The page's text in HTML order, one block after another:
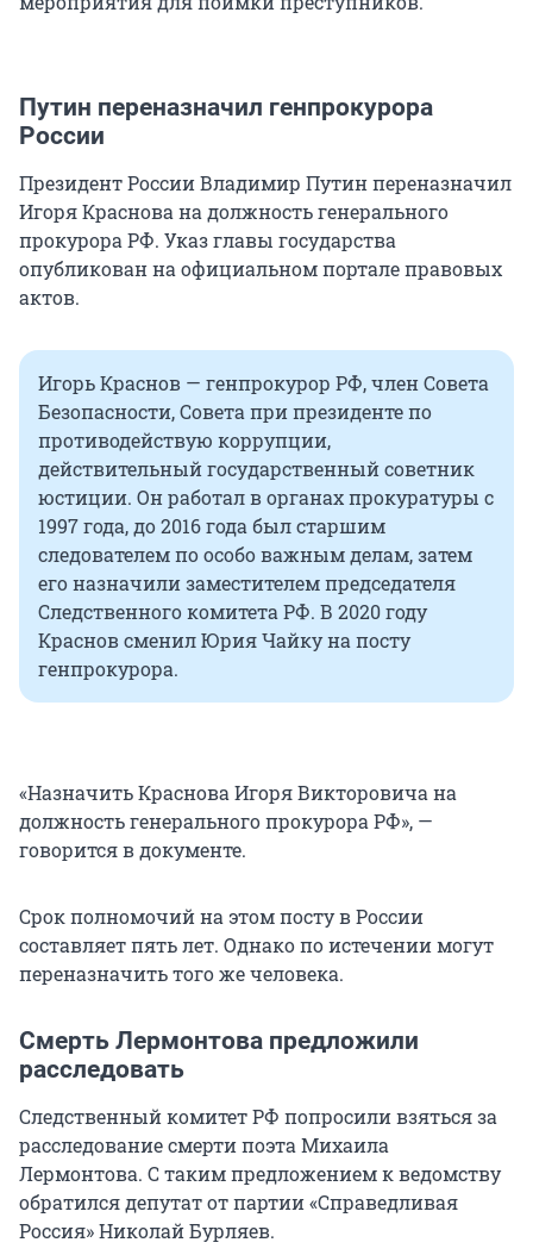
Путин переназначил генпрокурора
России
Президент России Владимир Путин переназначил
Игоря Краснова на должность генерального
прокурора РФ. Указ главы государства
опубликован на официальном портале правовых
актов.
Игорь Краснов — генпрокурор РФ, член Совета
Безопасности, Совета при президенте по
противодействую коррупции,
действительный государственный советник
юстиции. Он работал в органах прокуратуры с
1997 года, до 2016 года был старшим
следователем по особо важным делам, затем
его назначили заместителем председателя
Следственного комитета РФ. В 2020 году
Краснов сменил Юрия Чайку на посту
генпрокурора.
«Назначить Краснова Игоря Викторовича на
должность генерального прокурора РФ», —
говорится в документе.
Срок полномочий на этом посту в России
составляет пять лет. Однако по истечении могут
переназначить того же человека.
Смерть Лермонтова предложили
расследовать
Следственный комитет РФ попросили взяться за
расследование смерти поэта Михаила
Лермонтова. С таким предложением к ведомству
обратился депутат от партии «Справедливая
Россия» Николай Бурляев.